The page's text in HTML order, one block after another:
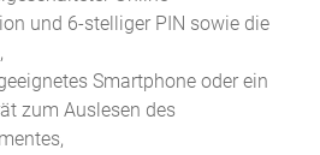
und 6-stelliger PIN sowie die
Smartphone oder ein
zum Auslesen des